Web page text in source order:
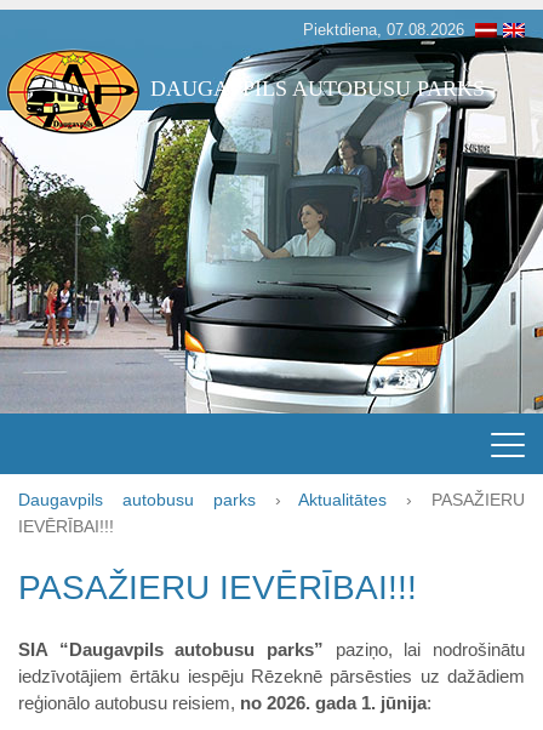
Piektdiena, 07.08.2026
DAUGAVPILS AUTOBUSU PARKS
Daugavpils autobusu parks›Aktualitātes › PASAŽIERU
IEVĒRĪBAI!!!
PASAŽIERU IEVĒRĪBAI!!!
SIA “Daugavpils autobusu parks” paziņo, lai nodrošinātu
iedzīvotājiem ērtāku iespēju Rēzeknē pārsēsties uz dažādiem
reģionālo autobusu reisiem, no 2026. gada 1. jūnija: